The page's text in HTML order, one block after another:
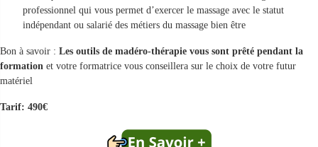
professionnel qui vous permet d’exercer le massage avec le statut
indépendant ou salarié des métiers du massage bien être
Bon à savoir : Les outils de madéro-thérapie vous sont prêté pendant la
formation et votre formatrice vous conseillera sur le choix de votre futur
matériel
Tarif: 490€